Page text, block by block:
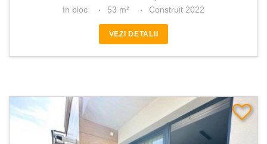
In bloc
53 m² Construit 2022
VEZI DETALII